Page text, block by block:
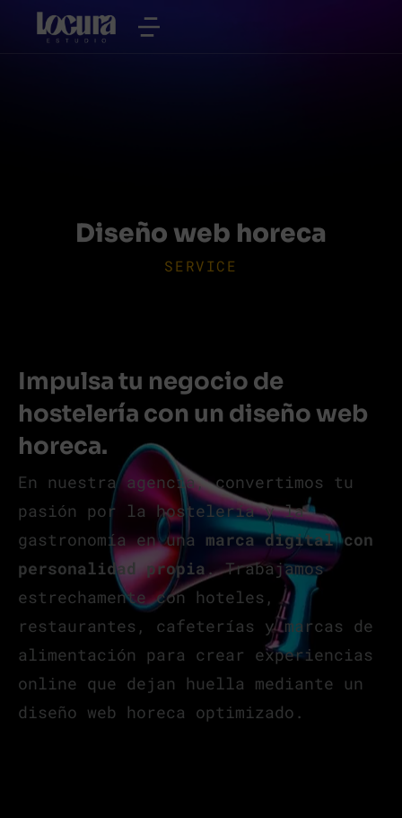
Diseño web horeca
SERVICE
Impulsa tu negocio de
hostelería con un diseño web
horeca.
En nuestra agencia, convertimos tu
pasión por la hostelería y la
gastronomía en una marca digital con
personalidad propia . Trabajamos
estrechamente con hoteles,
restaurantes, cafeterías y marcas de
alimentación para crear experiencias
online que dejan huella mediante un
diseño web horeca optimizado.